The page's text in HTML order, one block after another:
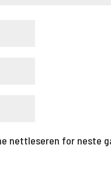
nettleseren for neste